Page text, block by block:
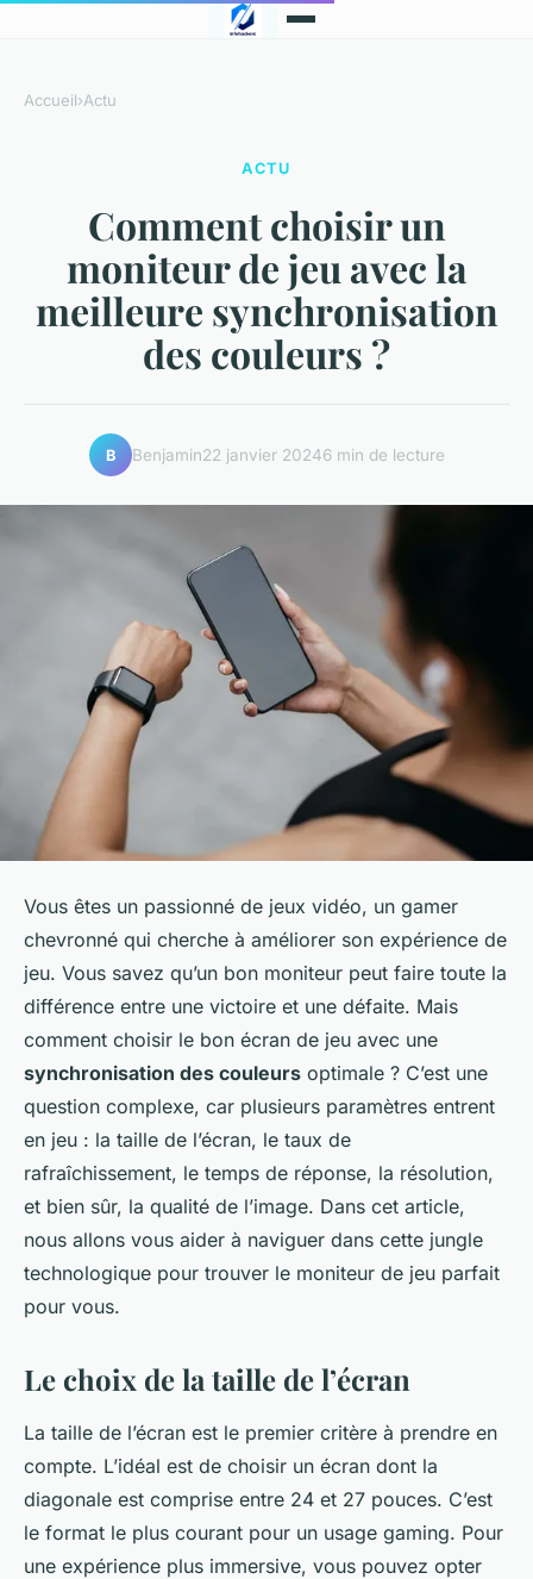
Accueil›Actu
ACTU
Comment choisir un
moniteur de jeu avec la
meilleure synchronisation
des couleurs ?
B Benjamin22 janvier 20246 min de lecture
Vous êtes un passionné de jeux vidéo, un gamer
chevronné qui cherche à améliorer son expérience de
jeu. Vous savez qu’un bon moniteur peut faire toute la
différence entre une victoire et une défaite. Mais
comment choisir le bon écran de jeu avec une
synchronisation des couleurs optimale ? C’est une
question complexe, car plusieurs paramètres entrent
en jeu : la taille de l’écran, le taux de
rafraîchissement, le temps de réponse, la résolution,
et bien sûr, la qualité de l’image. Dans cet article,
nous allons vous aider à naviguer dans cette jungle
technologique pour trouver le moniteur de jeu parfait
pour vous.
Le choix de la taille de l’écran
La taille de l’écran est le premier critère à prendre en
compte. L’idéal est de choisir un écran dont la
diagonale est comprise entre 24 et 27 pouces. C’est
le format le plus courant pour un usage gaming. Pour
une expérience plus immersive, vous pouvez opter